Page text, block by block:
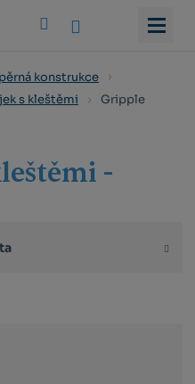
konstrukce
s kleštěmi Gripple
-